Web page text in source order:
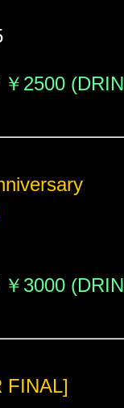
FINAL]